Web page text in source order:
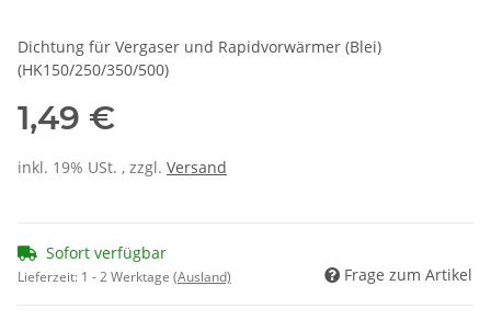
Dichtung für Vergaser und Rapidvorwärmer (Blei)
(HK150/250/350/500)
1,49 €
inkl. 19% USt. , zzgl. Versand
Sofort verfügbar
Lieferzeit: 1 - 2 Werktage (Ausland) Frage zum Artikel